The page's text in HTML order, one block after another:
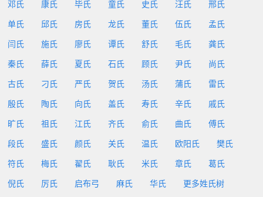
邓氏 康氏 毕氏 童氏 史氏 汪氏 邢氏
单氏 邱氏 房氏 龙氏 董氏 伍氏 孟氏
闫氏 施氏 廖氏 谭氏 舒氏 毛氏 龚氏
秦氏 薛氏 夏氏 石氏 顾氏 尹氏 尚氏
古氏 刁氏 严氏 贺氏 汤氏 蒲氏 雷氏
殷氏 陶氏 向氏 盖氏 寿氏 辛氏 戚氏
旷氏 祖氏 江氏 齐氏 俞氏 曲氏 傅氏
段氏 盛氏 颜氏 关氏 温氏 欧阳氏 樊氏
符氏 梅氏 翟氏 耿氏 米氏 章氏 葛氏
倪氏 厉氏 启布弓 麻氏 华氏 更多姓氏树